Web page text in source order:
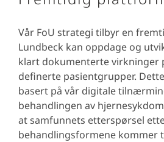
Vår FoU strategi tilbyr en
Lundbeck kan oppdage og
klart dokumenterte virkninger
definerte pasientgrupper.
basert på vår digitale
behandlingen av
at samfunnets etterspørsel
behandlingsformene kommer